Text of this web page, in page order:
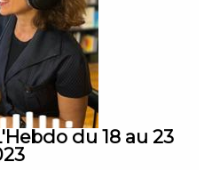
du SAF en Europe
coûts dans le TRM et
L’Agenda
du 18 au 23